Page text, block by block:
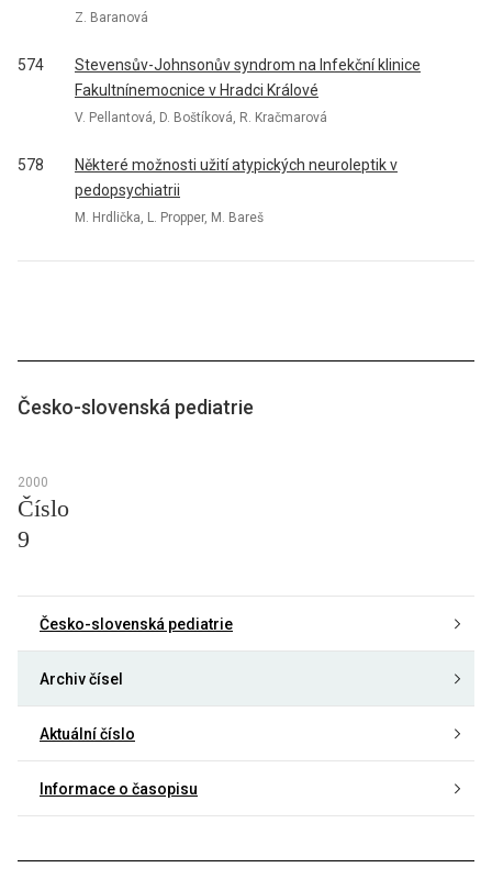
Z. Baranová
574
Stevensův-Johnsonův syndrom na Infekční klinice
Fakultnínemocnice v Hradci Králové
V. Pellantová, D. Boštíková, R. Kračmarová
578
Některé možnosti užití atypických neuroleptik v
pedopsychiatrii
M. Hrdlička, L. Propper, M. Bareš
Česko-slovenská pediatrie
2000
Číslo
9
Česko-slovenská pediatrie
Archiv čísel
Aktuální číslo
Informace o časopisu